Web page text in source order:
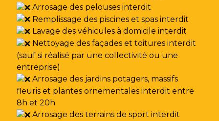
Arrosage des pelouses interdit
Remplissage des piscines et spas interdit
Lavage des véhicules à domicile interdit
Nettoyage des façades et toitures interdit
(sauf si réalisé par une collectivité ou une
entreprise)
Arrosage des jardins potagers, massifs
fleuris et plantes ornementales interdit entre
8h et 20h
Arrosage des terrains de sport interdit